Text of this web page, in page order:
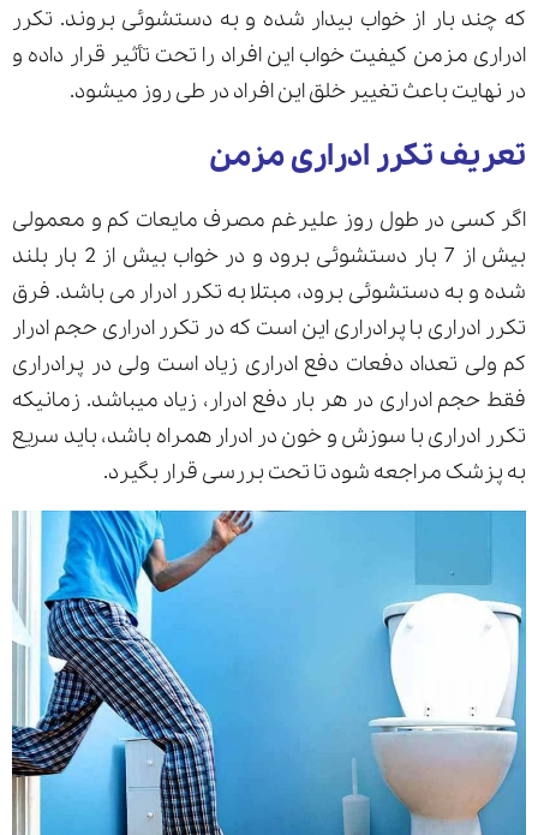
که چند بار از خواب بیدار شده و به دستشوئی بروند. تکرر
ادراری مزمن کیفیت خواب این افراد را تحت تأثیر قرار داده و
در نهایت باعث تغییر خلق این افراد در طی روز میشود.
تعریف تکرر ادراری مزمن
اگر کسی در طول روز علیرغم مصرف مایعات کم و معمولی
بیش از 7 بار دستشوئی برود و در خواب بیش از 2 بار بلند
شده و به دستشوئی برود، مبتلا به تکرر ادرار می باشد. فرق
تکرر ادراری با پرادراری این است که در تکرر ادراری حجم ادرار
کم ولی تعداد دفعات دفع ادراری زیاد است ولی در پرادراری
فقط حجم ادراری در هر بار دفع ادرار، زیاد میباشد. زمانیکه
تکرر ادراری با سوزش و خون در ادرار همراه باشد، باید سریع
به پزشک مراجعه شود تا تحت بررسی قرار بگیرد.